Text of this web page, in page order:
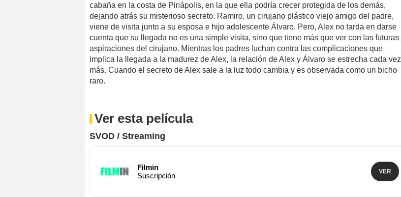
cabaña en la costa de Piriápolis, en la que ella podría crecer protegida de los demás,
dejando atrás su misterioso secreto. Ramiro, un cirujano plástico viejo amigo del padre,
viene de visita junto a su esposa e hijo adolescente Álvaro. Pero, Alex no tarda en darse
cuenta que su llegada no es una simple visita, sino que tiene más que ver con las futuras
aspiraciones del cirujano. Mientras los padres luchan contra las complicaciones que
implica la llegada a la madurez de Alex, la relación de Alex y Álvaro se estrecha cada vez
más. Cuando el secreto de Alex sale a la luz todo cambia y es observada como un bicho
raro.
Ver esta película
SVOD / Streaming
Filmin
Suscripción
VER